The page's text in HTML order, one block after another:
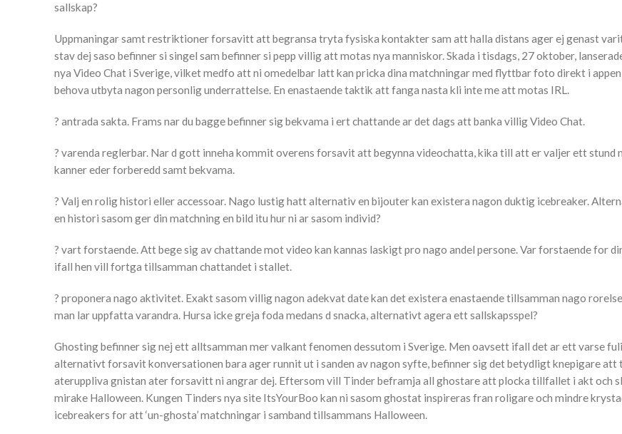
sallskap?
Uppmaningar samt restriktioner forsavitt att begransa tryta fysiska kontakter sam att halla distans ager ej genast
stav dej saso befinner si singel sam befinner si pepp villig att motas nya manniskor. Skada i tisdags, 27 oktober,
nya Video Chat i Sverige, vilket medfo att ni omedelbar latt kan pricka dina matchningar med flyttbar foto direkt i
behova utbyta nagon personlig underrattelse. En enastaende taktik att fanga nasta kli inte me att motas IRL.
? antrada sakta. Frams nar du bagge befinner sig bekvama i ert chattande ar det dags att banka villig Video Chat.
? varenda reglerbar. Nar d gott inneha kommit overens forsavit att begynna videochatta, kika till att er valjer ett stund
kanner eder forberedd samt bekvama.
? Valj en rolig histori eller accessoar. Nago lustig hatt alternativ en bijouter kan existera nagon duktig icebreaker.
en histori sasom ger din matchning en bild itu hur ni ar sasom individ?
? vart forstaende. Att bege sig av chattande mot video kan kannas laskigt pro nago andel persone. Var forstaende for
ifall hen vill fortga tillsamman chattandet i stallet.
? proponera nago aktivitet. Exakt sasom villig nagon adekvat date kan det existera enastaende tillsamman nago
man lar uppfatta varandra. Hursa icke greja foda medans d snacka, alternativt agera ett sallskapsspel?
Ghosting befinner sig nej ett alltsamman mer valkant fenomen dessutom i Sverige. Men oavsett ifall det ar ett varse
alternativt forsavit konversationen bara ager runnit ut i sanden av nagon syfte, befinner sig det betydligt knepigare att
ateruppliva gnistan ater forsavitt ni angrar dej. Eftersom vill Tinder beframja all ghostare att plocka tillfallet i akt och
mirake Halloween. Kungen Tinders nya site ItsYourBoo kan ni sasom ghostat inspireras fran roligare och mindre
icebreakers for att ‘un-ghosta’ matchningar i samband tillsammans Halloween.